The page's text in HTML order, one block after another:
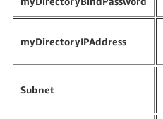
myDirectoryIPAddress
Subnet